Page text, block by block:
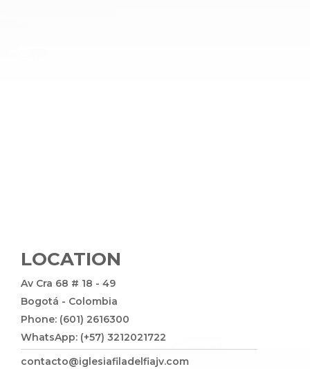
LOCATION
Av Cra 68 # 18 - 49
Bogotá - Colombia
Phone: (601) 2616300
WhatsApp: (+57) 3212021722
contacto@iglesiafiladelfiajv.com